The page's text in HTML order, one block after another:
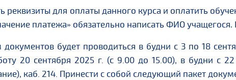
реквизиты для оплаты данного курса и оплатить
платежа» обязательно написать ФИО учащегося.
будет проводиться в будни с 3 по 18
20 сентября 2025 г. (с 9.00 до 15.00), в будни с
каб. 214. Принести с собой следующий пакет